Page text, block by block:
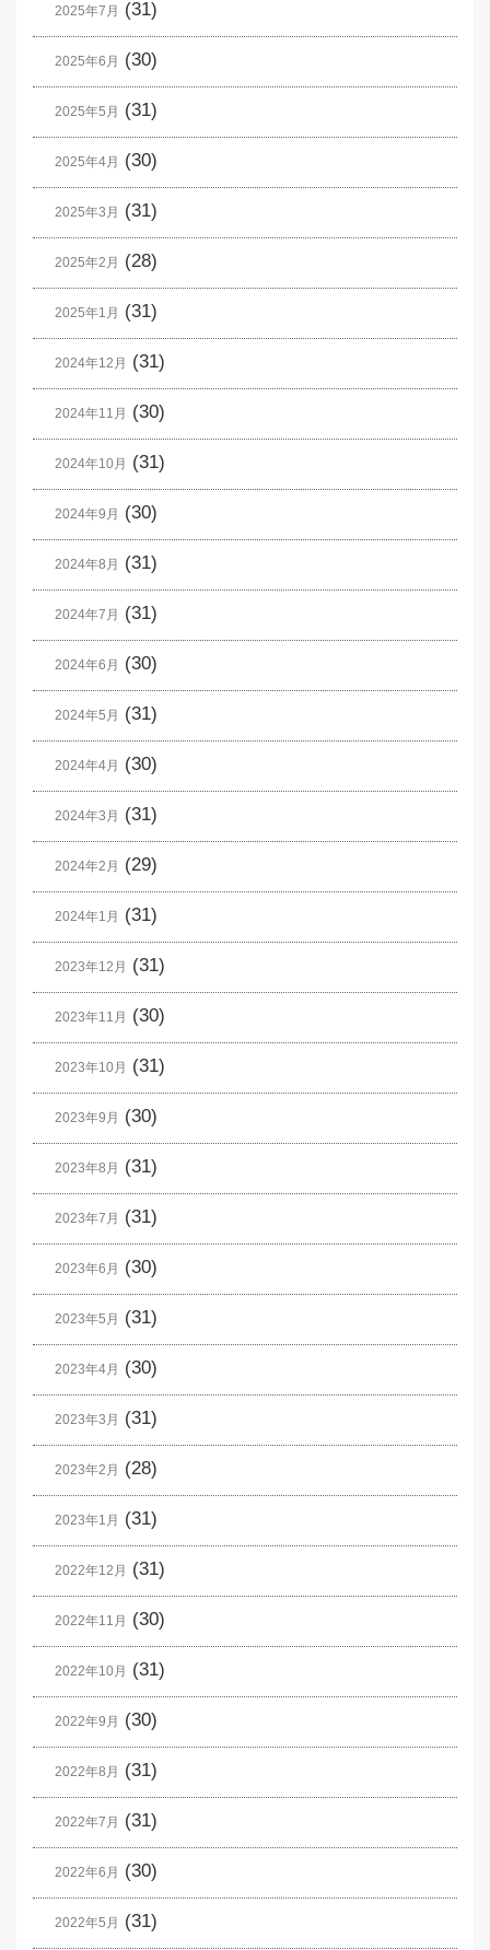
2025年7月 (31)
2025年6月 (30)
2025年5月 (31)
2025年4月 (30)
2025年3月 (31)
2025年2月 (28)
2025年1月 (31)
2024年12月 (31)
2024年11月 (30)
2024年10月 (31)
2024年9月 (30)
2024年8月 (31)
2024年7月 (31)
2024年6月 (30)
2024年5月 (31)
2024年4月 (30)
2024年3月 (31)
2024年2月 (29)
2024年1月 (31)
2023年12月 (31)
2023年11月 (30)
2023年10月 (31)
2023年9月 (30)
2023年8月 (31)
2023年7月 (31)
2023年6月 (30)
2023年5月 (31)
2023年4月 (30)
2023年3月 (31)
2023年2月 (28)
2023年1月 (31)
2022年12月 (31)
2022年11月 (30)
2022年10月 (31)
2022年9月 (30)
2022年8月 (31)
2022年7月 (31)
2022年6月 (30)
2022年5月 (31)